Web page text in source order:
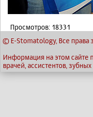
Просмотров: 18331
© E-Stomatology, Все
Информация на этом сайте
врачей, ассистентов,